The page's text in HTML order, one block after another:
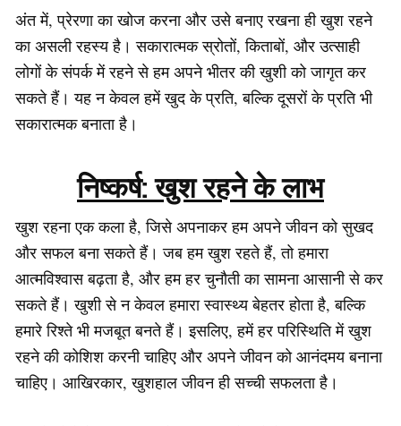
अंत में, प्रेरणा का खोज करना और उसे बनाए रखना ही खुश रहने
का असली रहस्य है। सकारात्मक स्रोतों, किताबों, और उत्साही
लोगों के संपर्क में रहने से हम अपने भीतर की खुशी को जागृत कर
सकते हैं। यह न केवल हमें खुद के प्रति, बल्कि दूसरों के प्रति भी
सकारात्मक बनाता है।
निष्कर्ष: खुश रहने के लाभ
खुश रहना एक कला है, जिसे अपनाकर हम अपने जीवन को सुखद
और सफल बना सकते हैं। जब हम खुश रहते हैं, तो हमारा
आत्मविश्वास बढ़ता है, और हम हर चुनौती का सामना आसानी से कर
सकते हैं। खुशी से न केवल हमारा स्वास्थ्य बेहतर होता है, बल्कि
हमारे रिश्ते भी मजबूत बनते हैं। इसलिए, हमें हर परिस्थिति में खुश
रहने की कोशिश करनी चाहिए और अपने जीवन को आनंदमय बनाना
चाहिए। आखिरकार, खुशहाल जीवन ही सच्ची सफलता है।